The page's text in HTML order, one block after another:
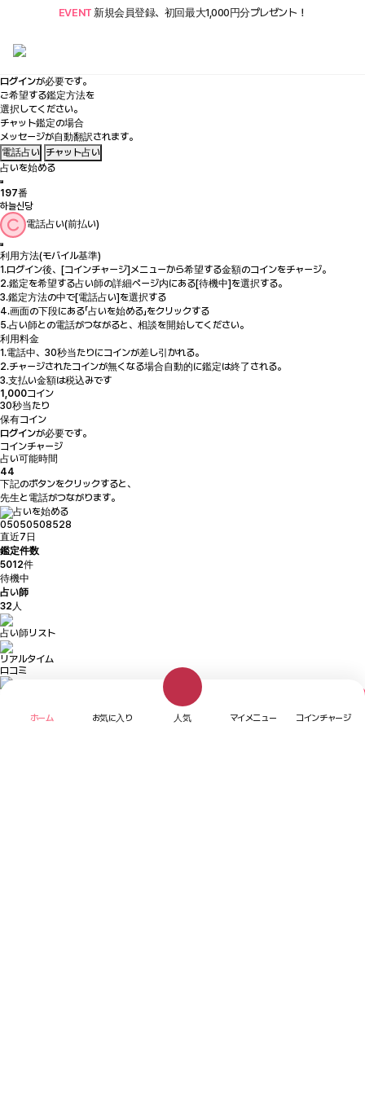
EVENT 新規会員登録、初回最大1,000円分プレゼント！
ホーム お気に入り 人気 マイメニュー コインチャージ
ログインが必要です。
ご希望する鑑定方法を
選択してください。
チャット鑑定の場合
メッセージが自動翻訳されます。
電話占い
チャット占い
占いを始める
197番
하늘신당
電話占い(前払い)
利用方法(モバイル基準)
1.ログイン後、[コインチャージ]メニューから希望する金額のコインをチャージ。
2.鑑定を希望する占い師の詳細ページ内にある[待機中]を選択する。
3.鑑定方法の中で[電話占い]を選択する
4.画面の下段にある「占いを始める」をクリックする
5.占い師との電話がつながると、相談を開始してください。
利用料金
1.電話中、30秒当たりにコインが差し引かれる。
2.チャージされたコインが無くなる場合自動的に鑑定は終了される。
3.支払い金額は税込みです
1,000コイン
30秒当たり
保有コイン
ログインが必要です。
コインチャージ
占い可能時間
44
下記のボタンをクリックすると、
先生と電話がつながります。
占いを始める
05050508528
直近7日
鑑定件数
5012件
待機中
占い師
32 人
占い師リスト
リアルタイム
ロコミ
利用案内